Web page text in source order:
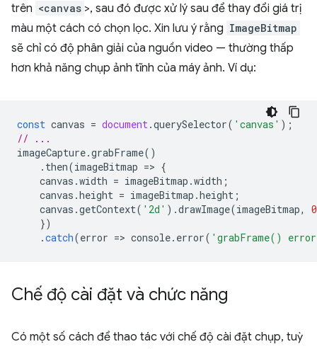
trên <canvas >, sau đó được xử lý sau để thay đổi giá trị
màu một cách có chọn lọc. Xin lưu ý rằng ImageBitmap
sẽ chỉ có độ phân giải của nguồn video — thường thấp
hơn khả năng chụp ảnh tĩnh của máy ảnh. Ví dụ:
const canvas = document.querySelector( 'canvas' );
// ...
imageCapture.grabFrame()
. then(imageBitmap => {
canvas .width = imageBitmap .width ;
canvas .height = imageBitmap .height ;
canvas .getContext( '2d' ).drawImage(imageBitmap,
0
})
.catch(error => console. error( 'grabFrame()
Chế độ cài đặt và chức năng
Có một số cách để thao tác với chế độ cài đặt chụp, tuỳ